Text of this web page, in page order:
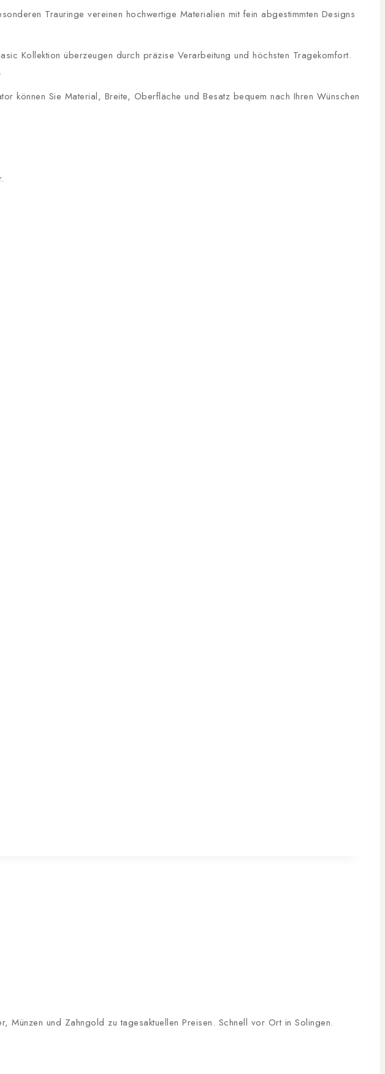
Trauringe vereinen hochwertige Materialien mit fein abgestimmten Designs
Kollektion überzeugen durch präzise Verarbeitung und höchsten Tragekomfort.
können Sie Material, Breite, Oberfläche und Besatz bequem nach Ihren Wünschen
und Zahngold zu tagesaktuellen Preisen. Schnell vor Ort in Solingen.